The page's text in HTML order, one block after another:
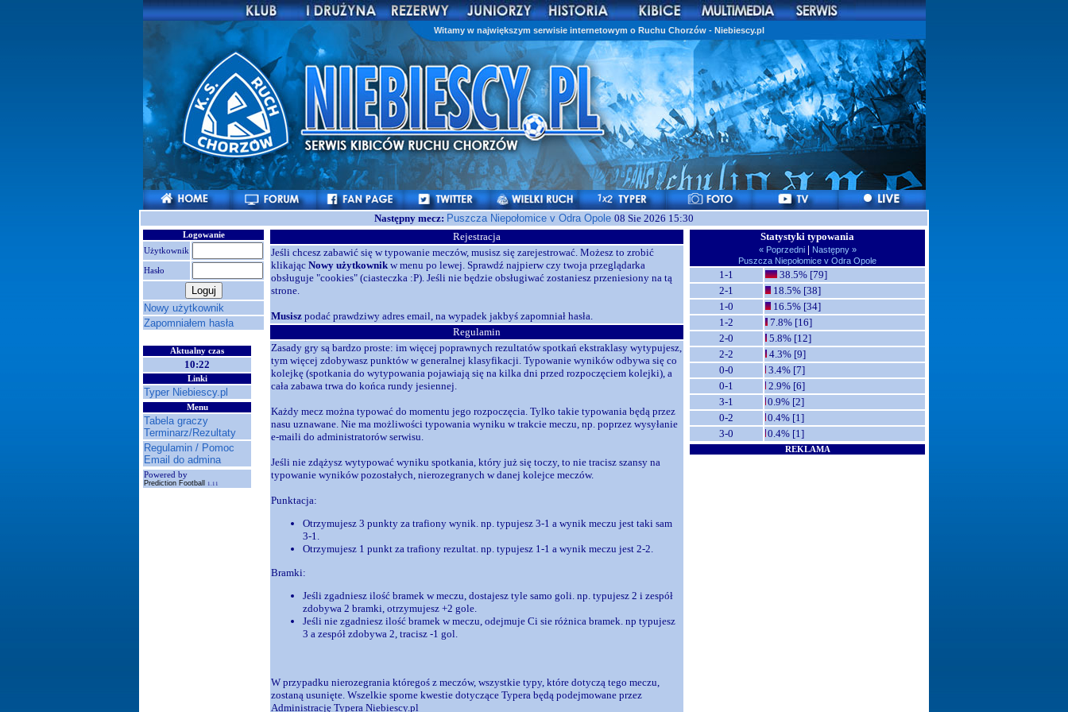
Witamy w największym serwisie internetowym o Ruchu Chorzów - Niebiescy.pl
Następny mecz: Puszcza Niepołomice v Odra Opole 08 Sie 2026 15:30
Logowanie
Użytkownik
Hasło
Nowy użytkownik
Zapomniałem hasła
Aktualny czas
10:22
Linki
Typer Niebiescy.pl
Menu
Tabela graczy
Terminarz/Rezultaty
Regulamin / Pomoc
Email do admina
Powered by
Prediction Football 1.11
Rejestracja
Jeśli chcesz zabawić się w typowanie meczów, musisz się zarejestrować. Możesz to zrobić
klikając Nowy użytkownik w menu po lewej. Sprawdź najpierw czy twoja przeglądarka
obsługuje "cookies" (ciasteczka :P). Jeśli nie będzie obsługiwać zostaniesz przeniesiony na tą
strone.
Musisz podać prawdziwy adres email, na wypadek jakbyś zapomniał hasła.
Regulamin
Zasady gry są bardzo proste: im więcej poprawnych rezultatów spotkań ekstraklasy wytypujesz,
tym więcej zdobywasz punktów w generalnej klasyfikacji. Typowanie wyników odbywa się co
kolejkę (spotkania do wytypowania pojawiają się na kilka dni przed rozpoczęciem kolejki), a
cała zabawa trwa do końca rundy jesiennej.
Każdy mecz można typować do momentu jego rozpoczęcia. Tylko takie typowania będą przez
nasu uznawane. Nie ma możliwości typowania wyniku w trakcie meczu, np. poprzez wysyłanie
e-maili do administratorów serwisu.
Jeśli nie zdążysz wytypować wyniku spotkania, który już się toczy, to nie tracisz szansy na
typowanie wyników pozostałych, nierozegranych w danej kolejce meczów.
Punktacja:
Otrzymujesz 3 punkty za trafiony wynik. np. typujesz 3-1 a wynik meczu jest taki sam
3-1.
Otrzymujesz 1 punkt za trafiony rezultat. np. typujesz 1-1 a wynik meczu jest 2-2.
Bramki:
Jeśli zgadniesz ilość bramek w meczu, dostajesz tyle samo goli. np. typujesz 2 i zespół
zdobywa 2 bramki, otrzymujesz +2 gole.
Jeśli nie zgadniesz ilość bramek w meczu, odejmuje Ci sie różnica bramek. np typujesz
3 a zespół zdobywa 2, tracisz -1 gol.
W przypadku nierozegrania któregoś z meczów, wszystkie typy, które dotyczą tego meczu,
zostaną usunięte. Wszelkie sporne kwestie dotyczące Typera będą podejmowane przez
Administrację Typera Niebiescy.pl
Statystyki typowania
« Poprzedni | Następny »
Puszcza Niepołomice v Odra Opole
1-1
38.5% [79]
2-1
18.5% [38]
1-0
16.5% [34]
1-2
7.8% [16]
2-0
5.8% [12]
2-2
4.3% [9]
0-0
3.4% [7]
0-1
2.9% [6]
3-1
0.9% [2]
0-2
0.4% [1]
3-0
0.4% [1]
REKLAMA